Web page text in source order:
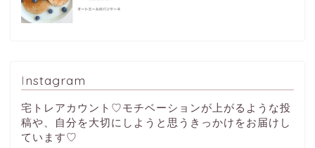
Instagram
宅トレアカウント♡モチベーションが上がるような投
稿や、自分を大切にしようと思うきっかけをお届けし
ています♡